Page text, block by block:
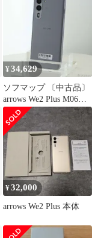
¥34,629
ソフマップ 〔中古品〕
arrows We2 Plus M06
256GB スレートグレイ
ASMC06003 SIMフリー
【377】
¥32,000
arrows We2 Plus 本体